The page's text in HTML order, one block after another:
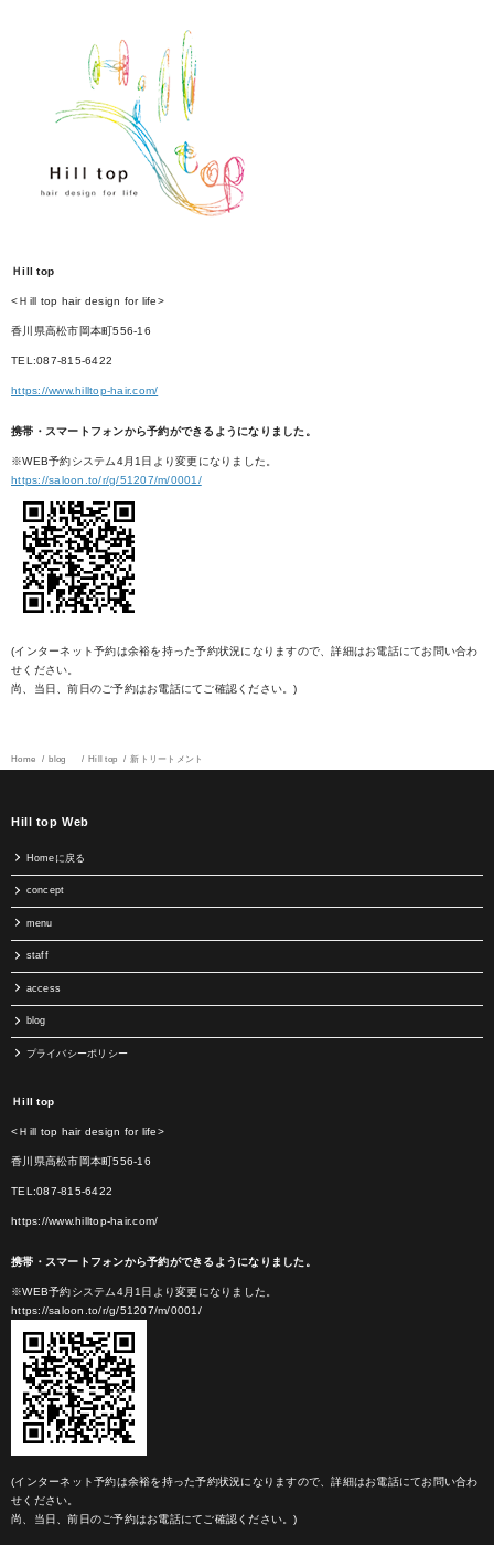
Ｈill top
<Ｈill top hair design for life>
香川県高松市岡本町556-16
TEL:087-815-6422
https://www.hilltop-hair.com/
携帯・スマートフォンから予約ができるようになりました。
※WEB予約システム4月1日より変更になりました。
https://saloon.to/r/g/51207/m/0001/
(インターネット予約は余裕を持った予約状況になりますので、詳細はお電話にてお問い合わ
せください。
尚、当日、前日のご予約はお電話にてご確認ください。)
Home blog Hill top 新トリートメント
Hill top Web
Homeに戻る
concept
menu
staff
access
blog
プライバシーポリシー
Ｈill top
<Ｈill top hair design for life>
香川県高松市岡本町556-16
TEL:087-815-6422
https://www.hilltop-hair.com/
携帯・スマートフォンから予約ができるようになりました。
※WEB予約システム4月1日より変更になりました。
https://saloon.to/r/g/51207/m/0001/
(インターネット予約は余裕を持った予約状況になりますので、詳細はお電話にてお問い合わ
せください。
尚、当日、前日のご予約はお電話にてご確認ください。)